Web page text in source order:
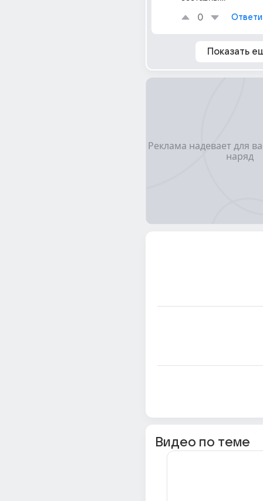
0
Показать
Видео по теме